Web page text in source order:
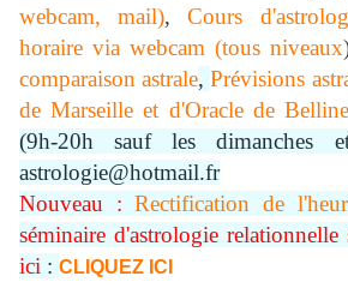
webcam, mail),Cours
horaire via webcam (tous niveaux
comparaison astrale,Prévisions
de Marseille et d'Oracle de Belline
(9h-20h sauf les dimanches
astrologie@hotmail.fr
Nouveau :Rectification de
séminaire d'astrologie
ici : CLIQUEZ ICI